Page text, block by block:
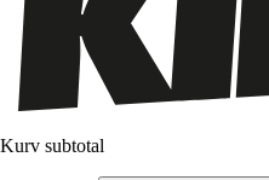
Kurv subtotal